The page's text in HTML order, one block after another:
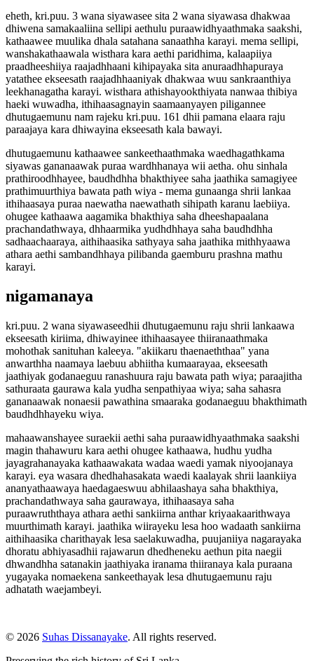
eheth, kri.puu. 3 wana siyawasee sita 2 wana siyawasa dhakwaa
dhiwena samakaaliina sellipi aethulu puraawidhyaathmaka saakshi,
kathaawee muulika dhala satahana sanaathha karayi. mema sellipi,
wanshakathaawala wisthara kara aethi paridhima, kalaapiiya
praadheeshiiya raajadhhaani kihipayaka sita anuraadhhapuraya
yatathee ekseesath raajadhhaaniyak dhakwaa wuu sankraanthiya
leekhanagatha karayi. wisthara athishayookthiyata nanwaa thibiya
haeki wuwadha, ithihaasagnayin saamaanyayen piligannee
dhutugaemunu nam rajeku kri.puu. 161 dhii pamana elaara raju
paraajaya kara dhiwayina ekseesath kala bawayi.
dhutugaemunu kathaawee sankeethaathmaka waedhagathkama
siyawas gananaawak puraa wardhhanaya wii aetha. ohu sinhala
prathiroodhhayee, baudhdhha bhakthiyee saha jaathika samagiyee
prathimuurthiya bawata path wiya - mema gunaanga shrii lankaa
ithihaasaya puraa naewatha naewathath sihipath karanu laebiiya.
ohugee kathaawa aagamika bhakthiya saha dheeshapaalana
prachandathwaya, dhhaarmika yudhdhhaya saha baudhdhha
sadhaachaaraya, aithihaasika sathyaya saha jaathika mithhyaawa
athara aethi sambandhhaya pilibanda gaemburu prashna mathu
karayi.
nigamanaya
kri.puu. 2 wana siyawaseedhii dhutugaemunu raju shrii lankaawa
ekseesath kiriima, dhiwayinee ithihaasayee thiiranaathmaka
mohothak sanituhan kaleeya. "akiikaru thaenaeththaa" yana
anwarthha naamaya laebuu abhiitha kumaarayaa, ekseesath
jaathiyak godanaeguu ranashuura raju bawata path wiya; paraajitha
sathuraata gaurawa kala yudha senpathiyaa wiya; saha sahasra
gananaawak nonaesii pawathina smaaraka godanaeguu bhakthimath
baudhdhhayeku wiya.
mahaawanshayee suraekii aethi saha puraawidhyaathmaka saakshi
magin thahawuru kara aethi ohugee kathaawa, hudhu yudha
jayagrahanayaka kathaawakata wadaa waedi yamak niyoojanaya
karayi. eya wasara dhedhahasakata waedi kaalayak shrii laankiiya
ananyathaawaya haedagaeswuu abhilaashaya saha bhakthiya,
prachandathwaya saha gaurawaya, ithihaasaya saha
puraawruththaya athara aethi sankiirna anthar kriyaakaarithwaya
muurthimath karayi. jaathika wiirayeku lesa hoo wadaath sankiirna
aithihaasika charithayak lesa saelakuwadha, puujaniiya nagarayaka
dhoratu abhiyasadhii rajawarun dhedheneku aethun pita naegii
dhwandhha satanakin jaathiyaka iranama thiiranaya kala puraana
yugayaka nomaekena sankeethayak lesa dhutugaemunu raju
adhatath waejambeyi.
© 2026 Suhas Dissanayake. All rights reserved.